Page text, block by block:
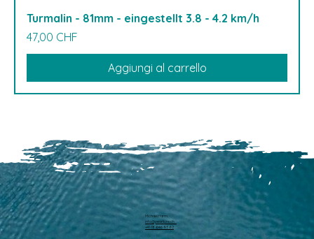
Turmalin - 81mm - eingestellt 3.8 - 4.2 km/h
Prezzo
47,00 CHF
Aggiungi al carrello
Michael Harm
info@pearllure.ch
+41 78 646 93 62